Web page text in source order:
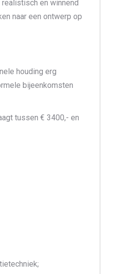
realistisch en winnend
naar een ontwerp op
houding erg
bijeenkomsten
tussen € 3400,- en